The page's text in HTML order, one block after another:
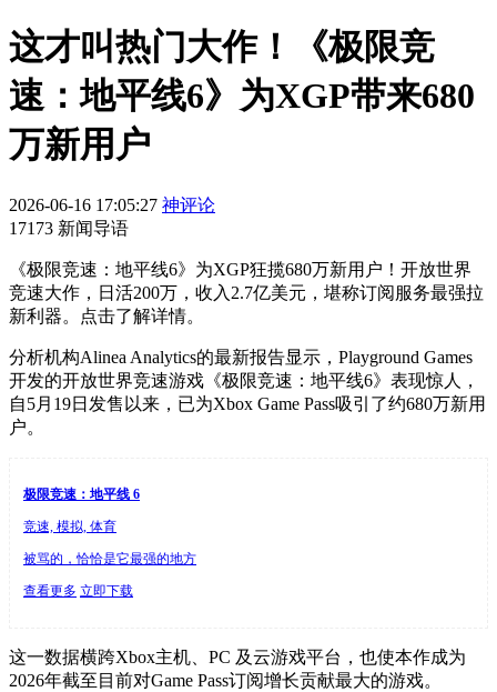
这才叫热门大作！《极限竞
速：地平线6》为XGP带来680
万新用户
2026-06-16 17:05:27 神评论
17173 新闻导语
《极限竞速：地平线6》为XGP狂揽680万新用户！开放世界
竞速大作，日活200万，收入2.7亿美元，堪称订阅服务最强拉
新利器。点击了解详情。
分析机构Alinea Analytics的最新报告显示，Playground Games
开发的开放世界竞速游戏《极限竞速：地平线6》表现惊人，
自5月19日发售以来，已为Xbox Game Pass吸引了约680万新用
户。
极限竞速：地平线 6
竞速, 模拟, 体育
被骂的，恰恰是它最强的地方
查看更多 立即下载
这一数据横跨Xbox主机、PC 及云游戏平台，也使本作成为
2026年截至目前对Game Pass订阅增长贡献最大的游戏。